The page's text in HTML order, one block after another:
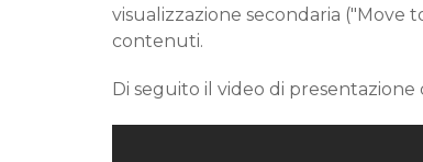
visualizzazione secondaria
contenuti.
Di seguito il video di